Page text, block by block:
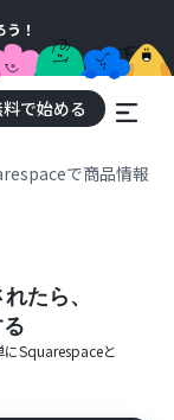
！
料で始める
で商品情報が
たら、
にSquarespaceと